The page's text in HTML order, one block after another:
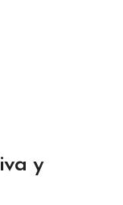
y